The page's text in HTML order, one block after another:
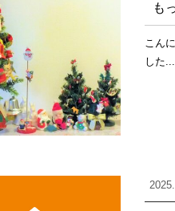
も
こん
した...